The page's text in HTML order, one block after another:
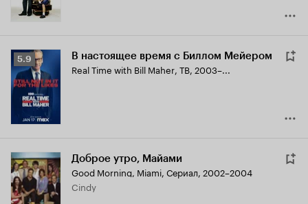
Рейтинг
Кинопоиска
5.9
5.9 В настоящее время с Биллом Мейером
Real Time with Bill Maher, ТВ, 2003–...
Доброе утро, Майами
Good Morning, Miami, Сериал, 2002–2004
Cindy